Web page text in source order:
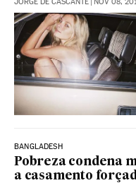
BANGLADESH
Pobreza condena
a casamento